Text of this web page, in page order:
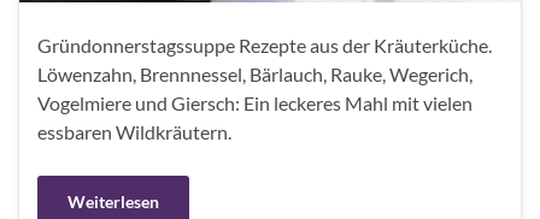
Gründonnerstagssuppe Rezepte aus der Kräuterküche.
Löwenzahn, Brennnessel, Bärlauch, Rauke, Wegerich,
Vogelmiere und Giersch: Ein leckeres Mahl mit vielen
essbaren Wildkräutern.
Weiterlesen